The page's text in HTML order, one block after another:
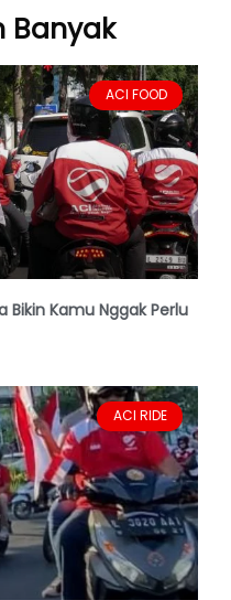
Banyak
ACI FOOD
Bikin Kamu Nggak Perlu
ACI RIDE